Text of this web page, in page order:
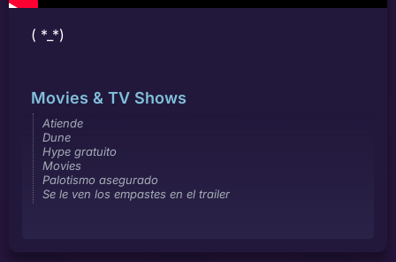
( *_*)
Movies & TV Shows
Atiende
Dune
Hype gratuito
Movies
Palotismo asegurado
Se le ven los empastes en el trailer